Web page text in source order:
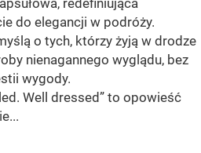
do elegancji w podróży.
o tych, którzy żyją w drodze
nienagannego wyglądu, bez
wygody.
Well dressed” to opowieść